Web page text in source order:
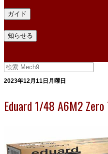
ガイド
知らせる
2023年12月11日月曜日
Eduard 1/48 A6M2